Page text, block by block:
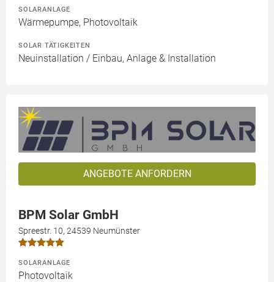
SOLARANLAGE
Wärmepumpe, Photovoltaik
SOLAR TÄTIGKEITEN
Neuinstallation / Einbau, Anlage & Installation
ANGEBOTE ANFORDERN
BPM Solar GmbH
Spreestr. 10, 24539 Neumünster
SOLARANLAGE
Photovoltaik